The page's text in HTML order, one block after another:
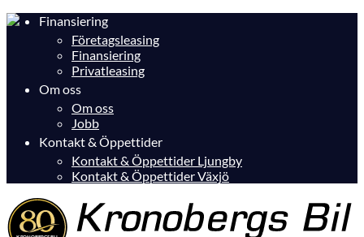
Finansiering
Företagsleasing
Finansiering
Privatleasing
Om oss
Om oss
Jobb
Kontakt & Öppettider
Kontakt & Öppettider Ljungby
Kontakt & Öppettider Växjö